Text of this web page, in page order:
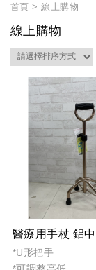
首頁 線上購物
線上購物
*U形把手